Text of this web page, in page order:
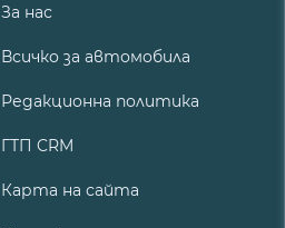
За нас
Всичко за автомобила
Редакционна политика
ГТП CRM
Карта на сайта